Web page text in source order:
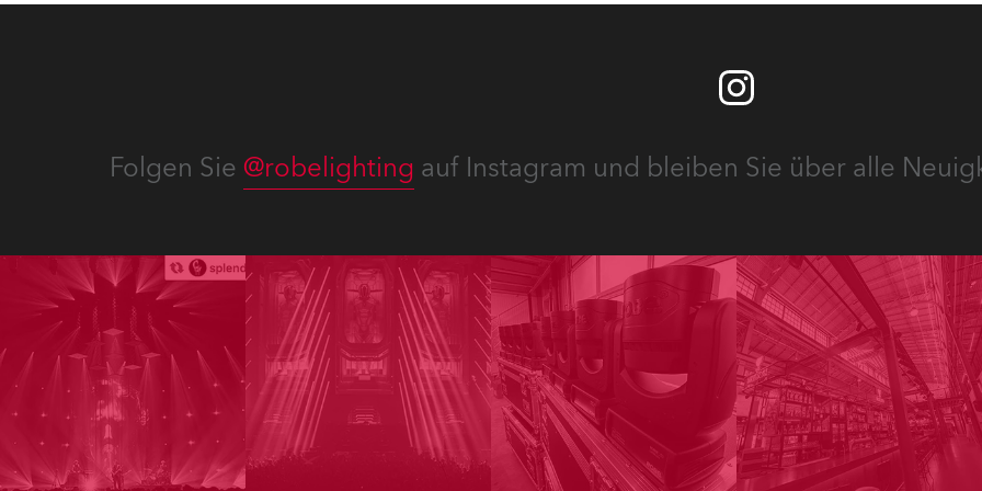
Folgen Sie @robelighting auf Instagram und bleiben Sie über alle